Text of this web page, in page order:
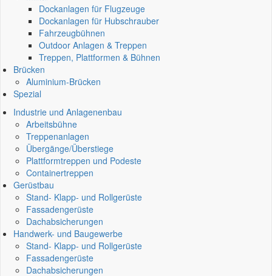
Dockanlagen für Flugzeuge
Dockanlagen für Hubschrauber
Fahrzeugbühnen
Outdoor Anlagen & Treppen
Treppen, Plattformen & Bühnen
Brücken
Aluminium-Brücken
Spezial
Industrie und Anlagenenbau
Arbeitsbühne
Treppenanlagen
Übergänge/Überstiege
Plattformtreppen und Podeste
Containertreppen
Gerüstbau
Stand- Klapp- und Rollgerüste
Fassadengerüste
Dachabsicherungen
Handwerk- und Baugewerbe
Stand- Klapp- und Rollgerüste
Fassadengerüste
Dachabsicherungen